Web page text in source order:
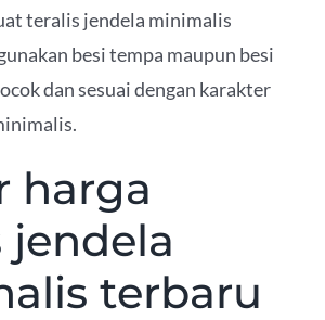
teralis jendela minimalis
besi tempa maupun besi
dan sesuai dengan karakter
harga
jendela
terbaru